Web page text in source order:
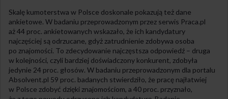
Skalę kumoterstwa w Polsce doskonale pokazują też dane
ankietowe. W badaniu przeprowadzonym przez serwis Praca.pl
aż 44 proc. ankietowanych wskazało, że ich kandydatury
najczęściej są odrzucane, gdyż zatrudnienie zdobywa osoba
po znajomości. To zdecydowanie najczęstsza odpowiedź – druga
w kolejności, czyli bardziej doświadczony konkurent, zdobyła
jedynie 24 proc. głosów. W badaniu przeprowadzonym dla portalu
Absolvent.pl 59 proc. badanych stwierdziło, że pracę najłatwiej
w Polsce zdobyć dzięki znajomościom, a 40 proc. przyznało,